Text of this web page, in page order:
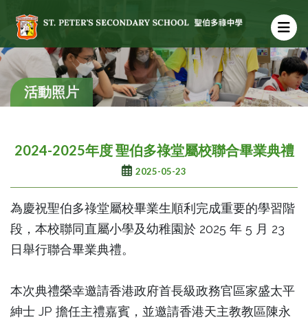
活動照片
2024-2025年度 聖伯多祿堂屬校聯合畢業典禮
2025-05-23
為慶祝聖伯多祿堂屬校畢業生順利完成重要的學習階
段，本校聯同直屬小學及幼稚園於 2025 年 5 月 23
日舉行聯合畢業典禮。
本次典禮榮幸邀請香港政府首長級政務官區家盛太平
紳士 JP 擔任主禮嘉賓，並邀請香港天主教教區陳永